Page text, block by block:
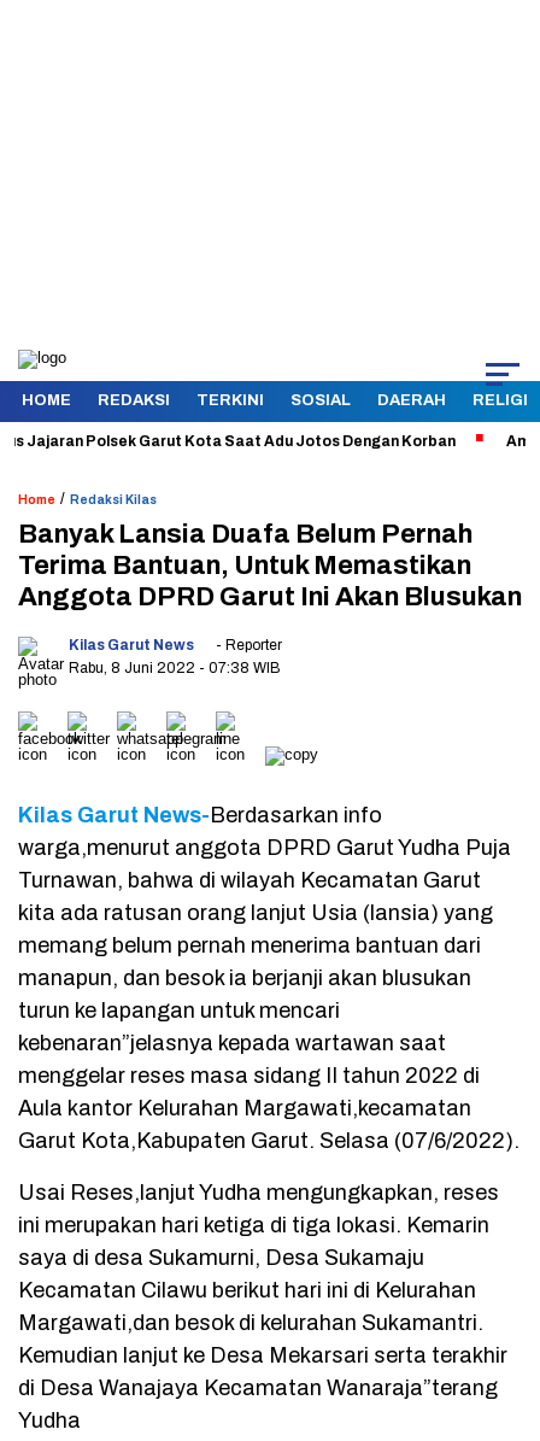
HOME REDAKSI TERKINI SOSIAL DAERAH RELIGI
Polsek Garut Kota Saat Adu Jotos Dengan Korban Aman
Home / Redaksi Kilas
Banyak Lansia Duafa Belum Pernah
Terima Bantuan, Untuk Memastikan
Anggota DPRD Garut Ini Akan Blusukan
Kilas Garut News
- Reporter
Rabu, 8 Juni 2022 - 07:38 WIB
Kilas Garut News- Berdasarkan info
warga,menurut anggota DPRD Garut Yudha Puja
Turnawan, bahwa di wilayah Kecamatan Garut
kita ada ratusan orang lanjut Usia (lansia) yang
memang belum pernah menerima bantuan dari
manapun, dan besok ia berjanji akan blusukan
turun ke lapangan untuk mencari
kebenaran”jelasnya kepada wartawan saat
menggelar reses masa sidang II tahun 2022 di
Aula kantor Kelurahan Margawati,kecamatan
Garut Kota,Kabupaten Garut. Selasa (07/6/2022).
Usai Reses,lanjut Yudha mengungkapkan, reses
ini merupakan hari ketiga di tiga lokasi. Kemarin
saya di desa Sukamurni, Desa Sukamaju
Kecamatan Cilawu berikut hari ini di Kelurahan
Margawati,dan besok di kelurahan Sukamantri.
Kemudian lanjut ke Desa Mekarsari serta terakhir
di Desa Wanajaya Kecamatan Wanaraja”terang
Yudha